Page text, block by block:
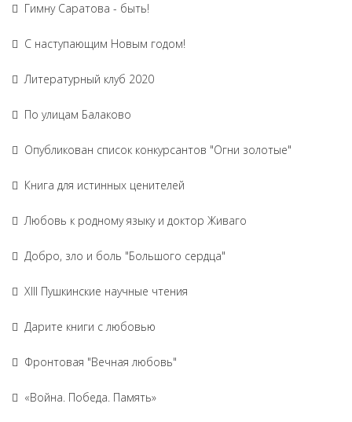
Гимну Саратова - быть!
С наступающим Новым годом!
Литературный клуб 2020
По улицам Балаково
Опубликован список конкурсантов "Огни золотые"
Книга для истинных ценителей
Любовь к родному языку и доктор Живаго
Добро, зло и боль "Большого сердца"
XIII Пушкинские научные чтения
Дарите книги с любовью
Фронтовая "Вечная любовь"
«Война. Победа. Память»